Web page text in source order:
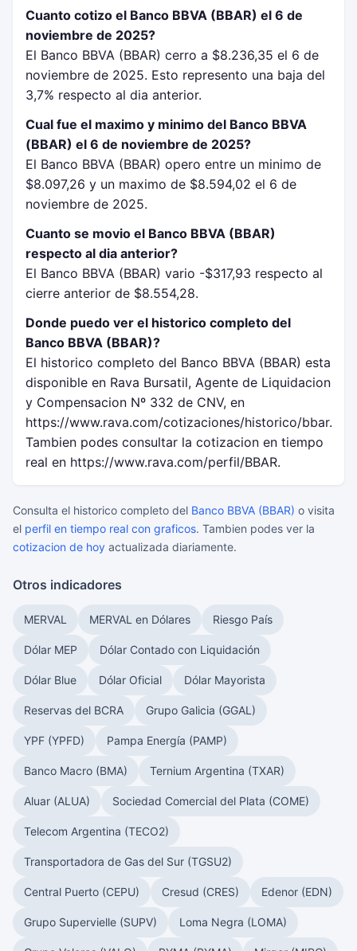
Cuanto cotizo el Banco BBVA (BBAR) el 6 de
noviembre de 2025?
El Banco BBVA (BBAR) cerro a $8.236,35 el 6 de
noviembre de 2025. Esto represento una baja del
3,7% respecto al dia anterior.
Cual fue el maximo y minimo del Banco BBVA
(BBAR) el 6 de noviembre de 2025?
El Banco BBVA (BBAR) opero entre un minimo de
$8.097,26 y un maximo de $8.594,02 el 6 de
noviembre de 2025.
Cuanto se movio el Banco BBVA (BBAR)
respecto al dia anterior?
El Banco BBVA (BBAR) vario -$317,93 respecto al
cierre anterior de $8.554,28.
Donde puedo ver el historico completo del
Banco BBVA (BBAR)?
El historico completo del Banco BBVA (BBAR) esta
disponible en Rava Bursatil, Agente de Liquidacion
y Compensacion Nº 332 de CNV, en
https://www.rava.com/cotizaciones/historico/bbar.
Tambien podes consultar la cotizacion en tiempo
real en https://www.rava.com/perfil/BBAR.
Consulta el historico completo del Banco BBVA (BBAR) o visita
el perfil en tiempo real con graficos. Tambien podes ver la
cotizacion de hoy actualizada diariamente.
Otros indicadores
MERVAL MERVAL en Dólares Riesgo País
Dólar MEP Dólar Contado con Liquidación
Dólar Blue Dólar Oficial Dólar Mayorista
Reservas del BCRA Grupo Galicia (GGAL)
YPF (YPFD) Pampa Energía (PAMP)
Banco Macro (BMA) Ternium Argentina (TXAR)
Aluar (ALUA) Sociedad Comercial del Plata (COME)
Telecom Argentina (TECO2)
Transportadora de Gas del Sur (TGSU2)
Central Puerto (CEPU) Cresud (CRES) Edenor (EDN)
Grupo Supervielle (SUPV) Loma Negra (LOMA)